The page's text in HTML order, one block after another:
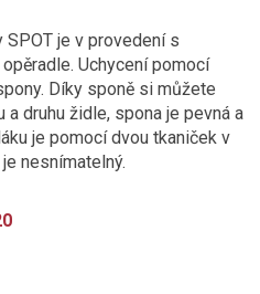
je v provedení s
Uchycení pomocí
Díky sponě si můžete
druhu židle, spona je pevná a
je pomocí dvou tkaniček v
nesnímatelný.